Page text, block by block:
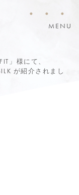
」様にて、
が紹介されまし
・・・
MENU